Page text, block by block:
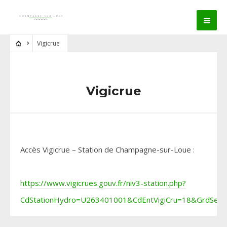
Vigicrue
Vigicrue
Accès Vigicrue – Station de Champagne-sur-Loue :
https://www.vigicrues.gouv.fr/niv3-station.php?